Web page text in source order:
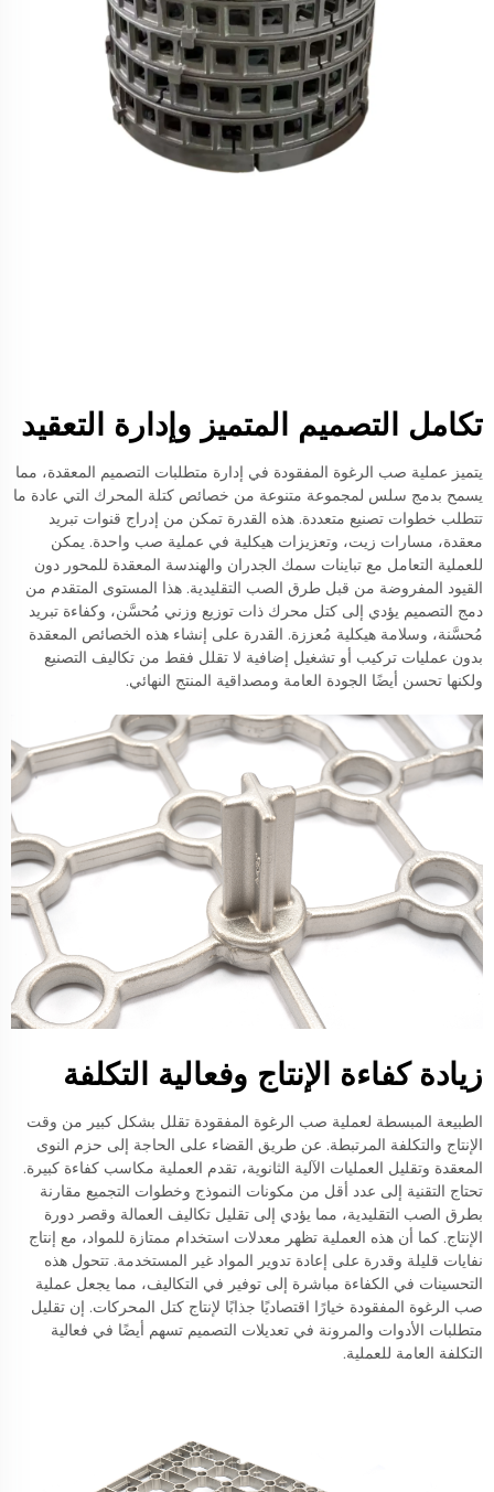
تكامل التصميم المتميز وإدارة التعقيد
يتميز عملية صب الرغوة المفقودة في إدارة متطلبات التصميم المعقدة، مما
يسمح بدمج سلس لمجموعة متنوعة من خصائص كتلة المحرك التي عادة ما
تتطلب خطوات تصنيع متعددة. هذه القدرة تمكن من إدراج قنوات تبريد
معقدة، مسارات زيت، وتعزيزات هيكلية في عملية صب واحدة. يمكن
للعملية التعامل مع تباينات سمك الجدران والهندسة المعقدة للمحور دون
القيود المفروضة من قبل طرق الصب التقليدية. هذا المستوى المتقدم من
دمج التصميم يؤدي إلى كتل محرك ذات توزيع وزني مُحسَّن، وكفاءة تبريد
مُحسَّنة، وسلامة هيكلية مُعززة. القدرة على إنشاء هذه الخصائص المعقدة
بدون عمليات تركيب أو تشغيل إضافية لا تقلل فقط من تكاليف التصنيع
ولكنها تحسن أيضًا الجودة العامة ومصداقية المنتج النهائي.
زيادة كفاءة الإنتاج وفعالية التكلفة
الطبيعة المبسطة لعملية صب الرغوة المفقودة تقلل بشكل كبير من وقت
الإنتاج والتكلفة المرتبطة. عن طريق القضاء على الحاجة إلى حزم النوى
المعقدة وتقليل العمليات الآلية الثانوية، تقدم العملية مكاسب كفاءة كبيرة.
تحتاج التقنية إلى عدد أقل من مكونات النموذج وخطوات التجميع مقارنة
بطرق الصب التقليدية، مما يؤدي إلى تقليل تكاليف العمالة وقصر دورة
الإنتاج. كما أن هذه العملية تظهر معدلات استخدام ممتازة للمواد، مع إنتاج
نفايات قليلة وقدرة على إعادة تدوير المواد غير المستخدمة. تتحول هذه
التحسينات في الكفاءة مباشرة إلى توفير في التكاليف، مما يجعل عملية
صب الرغوة المفقودة خيارًا اقتصاديًا جذابًا لإنتاج كتل المحركات. إن تقليل
متطلبات الأدوات والمرونة في تعديلات التصميم تسهم أيضًا في فعالية
التكلفة العامة للعملية.